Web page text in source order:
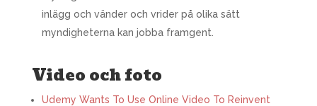
inlägg och vänder och vrider på olika sätt
myndigheterna kan jobba framgent.
Video och foto
Udemy Wants To Use Online Video To Reinvent